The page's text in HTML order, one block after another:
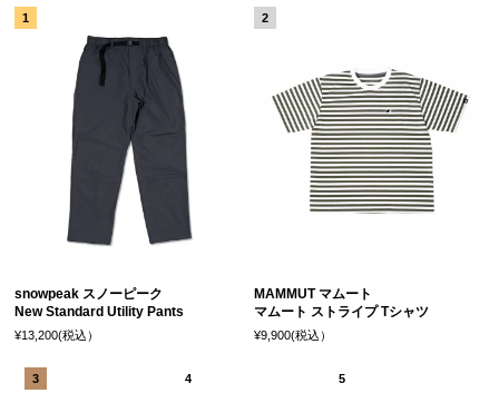
snowpeak スノーピーク
New Standard Utility Pants
¥13,200(税込）
MAMMUT マムート
マムート ストライプ Tシャツ
¥9,900(税込）